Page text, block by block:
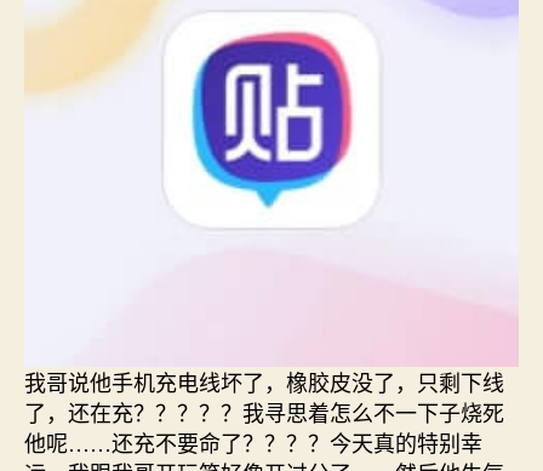
我哥说他手机充电线坏了，橡胶皮没了，只剩下线
了，还在充？？？？？我寻思着怎么不一下子烧死
他呢……还充不要命了？？？？今天真的特别幸